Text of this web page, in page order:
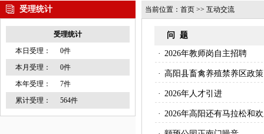
受理统计
受理统计
本日受理：
0件
本月受理：
0件
本年受理：
7件
累计受理：
564件
当前位置： 首页 >> 互动交流
问 题
· 2026年教师岗自主招聘
· 高阳县畜禽养殖禁养区政
· 2026年人才引进
· 2026年高阳还有马拉松和